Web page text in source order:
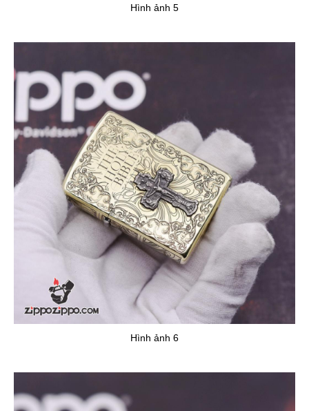
Hình ảnh 5
Hình ảnh 6